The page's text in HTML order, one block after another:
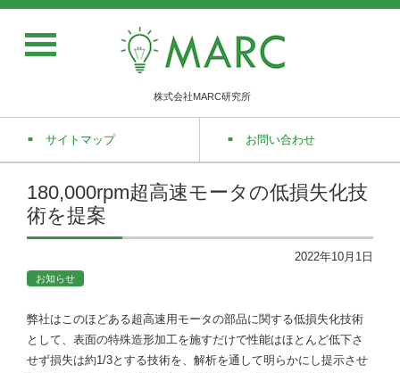
株式会社MARC研究所
サイトマップ お問い合わせ
180,000rpm超高速モータの低損失化技
術を提案
2022年10月1日
お知らせ
弊社はこのほどある超高速用モータの部品に関する低損失化技術
として、表面の特殊造形加工を施すだけで性能はほとんど低下さ
せず損失は約1/3とする技術を、解析を通して明らかにし提示させ